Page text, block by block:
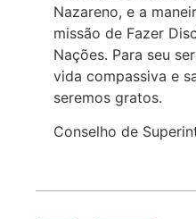
Nazareno, e a
missão de Fazer
Nações. Para seu
vida compassiva e
seremos gratos.
Conselho de